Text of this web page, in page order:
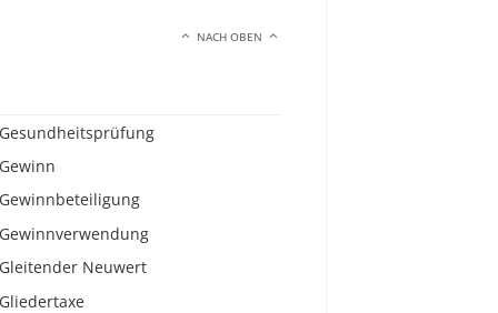
NACH OBEN
Gesundheitsprüfung
Gewinn
Gewinnbeteiligung
Gewinnverwendung
Gleitender Neuwert
Gliedertaxe